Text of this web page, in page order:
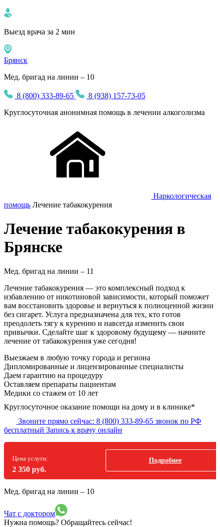
Выезд врача за 2 мин
Брянск
Мед. бригад на линии – 10
8 (800) 333-89-65
8 (938) 157-73-05
Круглосуточная анонимная помощь в лечении алкоголизма
Наркологическая
помощь Лечение табакокурения
Лечение табакокурения в
Брянске
Мед. бригад на линии – 11
Лечение табакокурения — это комплексный подход к
избавлению от никотиновой зависимости, который поможет
вам восстановить здоровье и вернуться к полноценной жизни
без сигарет. Услуга предназначена для тех, кто готов
преодолеть тягу к курению и навсегда изменить свои
привычки. Сделайте шаг к здоровому будущему — начните
лечение от табакокурения уже сегодня!
Выезжаем в любую точку города и региона
Дипломированные и лицензированные специалисты
Даем гарантию на процедуру
Оставляем препараты пациентам
Медики со стажем от 10 лет
Круглосуточное оказание помощи на дому и в клинике*
Звоните прямо сейчас: 8 (800) 333-89-65 звонок по РФ
бесплатный Запись к врачу онлайн
Цена услуги:
2 350 руб.
Подробнее
Мед. бригад на линии – 10
Чат с доктором
Нужна помощь? Обращайтесь сейчас!